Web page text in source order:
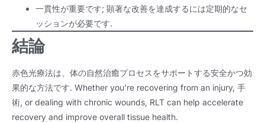
一貫性が重要です; 顕著な改善を達成するには定期的なセ
ッションが必要です.
結論
赤色光療法は、体の自然治癒プロセスをサポートする安全かつ効
果的な方法です. Whether you’re recovering from an injury, 手
術, or dealing with chronic wounds, RLT can help accelerate
recovery and improve overall tissue health.